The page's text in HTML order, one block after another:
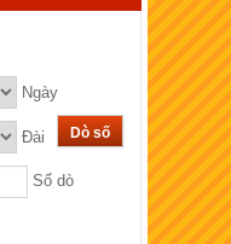
Ngày
Đài
Số dò